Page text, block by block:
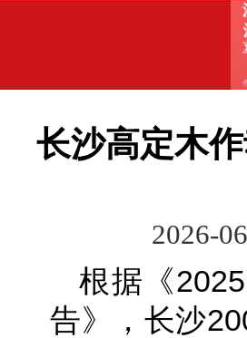
长沙高定木
2026-
根据《
告》，长沙